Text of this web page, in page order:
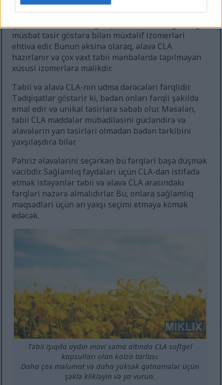
Təbii CLA, otla bəslənən ət və süd məhsulları kimi
qida maddələri ilə zəngin qidalarda olur. Sağlamlığa
müsbət təsir göstərə bilən müxtəlif izomerləri
ehtiva edir. Bunun əksinə olaraq, əlavə CLA
hazırlanır və çox vaxt təbii mənbələrdə tapılmayan
xüsusi izomerlərə malikdir.
Təbii və əlavə CLA-nın udma dərəcələri fərqlidir.
Tədqiqatlar göstərir ki, bədən onları fərqli şəkildə
emal edir və unikal təsirlərə səbəb olur. Məsələn,
təbii CLA maddələr mübadiləsini gücləndirə və
əlavələrin yan təsirləri olmadan bədən tərkibini
yaxşılaşdıra bilər.
Pəhriz əlavələrini seçərkən bu fərqləri başa düşmək
vacibdir. Sağlamlıq faydaları üçün CLA-dan istifadə
etmək istəyənlər təbii və əlavə CLA arasındakı
fərqləri nəzərə almalıdırlar. Bu, onlara sağlamlıq
məqsədləri üçün ən yaxşı seçimi etməyə kömək
edəcək.
Təbii işıqda aydın mavi səma altında CLA softgel
kapsulları olan kolza tarlası.
Daha çox məlumat və daha yüksək qətnamələr üçün
şəklə klikləyin və ya vurun.